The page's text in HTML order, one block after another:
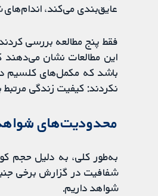
عایق‌بندی می‌کند،
فقط پنج مطالعه بررسی
این مطالعات نشان می‌دهند
باشد که مکمل‌های کلسیم
نکردند: کیفیت زندگی
محدودیت‌های
به‌طور کلی، به دلیل حجم
شفافیت در گزارش برخی
شواهد داریم.